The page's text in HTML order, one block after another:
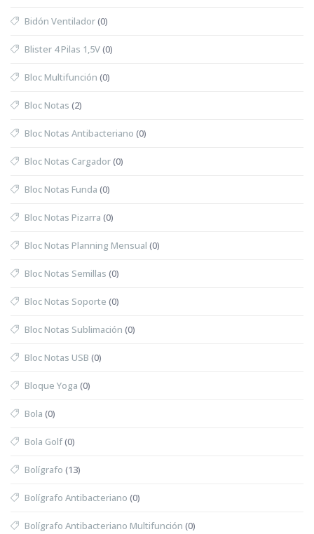
Bidón Ventilador(0)
Blister 4 Pilas 1,5V(0)
Bloc Multifunción (0)
Bloc Notas (2)
Bloc Notas Antibacteriano (0)
Bloc Notas Cargador(0)
Bloc Notas Funda (0)
Bloc Notas Pizarra (0)
Bloc Notas Planning Mensual (0)
Bloc Notas Semillas (0)
Bloc Notas Soporte (0)
Bloc Notas Sublimación (0)
Bloc Notas USB (0)
Bloque Yoga (0)
Bola (0)
Bola Golf(0)
Bolígrafo (13)
Bolígrafo Antibacteriano (0)
Bolígrafo Antibacteriano Multifunción (0)